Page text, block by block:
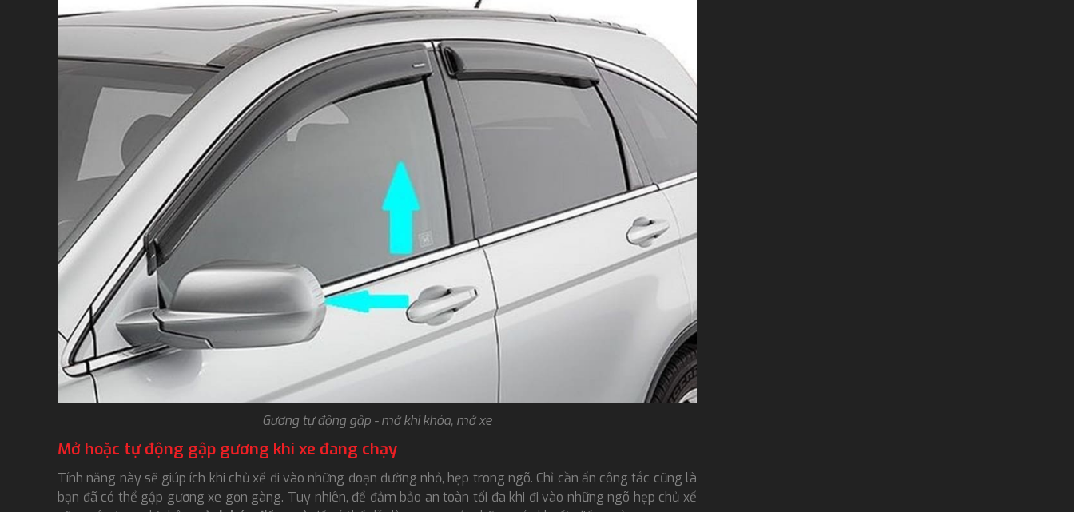
Gương tự động gập - mở khi khóa, mở xe
Mở hoặc tự động gập gương khi xe đang chạy
Tính năng này sẽ giúp ích khi chủ xế đi vào những đoạn đường nhỏ, hẹp trong ngõ. Chỉ cần ấn công tắc cũng là
bạn đã có thể gập gương xe gọn gàng. Tuy nhiên, để đảm bảo an toàn tối đa khi đi vào những ngõ hẹp chủ xế